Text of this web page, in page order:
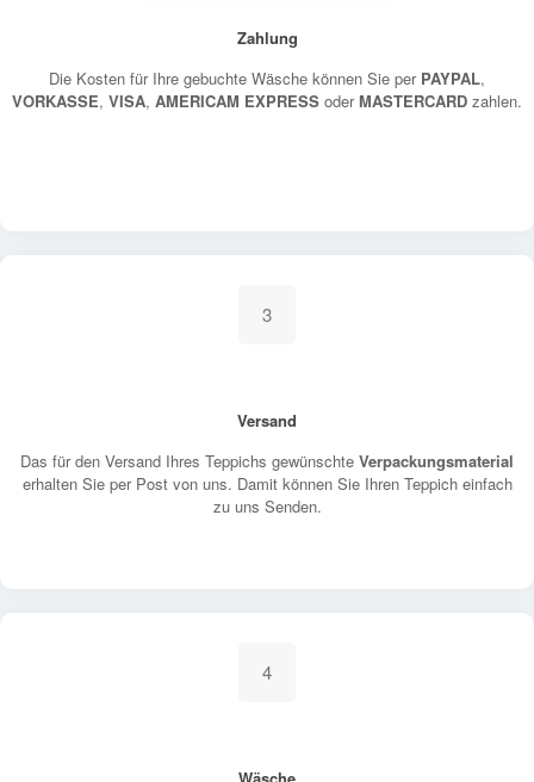
Zahlung
Die Kosten für Ihre gebuchte Wäsche können Sie per PAYPAL,
VORKASSE, VISA, AMERICAM EXPRESS oderMASTERCARD zahlen.
3
Versand
Das für den Versand Ihres Teppichs gewünschte Verpackungsmaterial
erhalten Sie per Post von uns. Damit können Sie Ihren Teppich einfach
zu uns Senden.
4
Wäsche